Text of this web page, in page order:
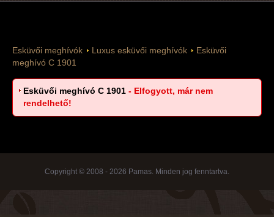
Esküvői meghívók Luxus esküvői meghívók
Esküvői
meghívó C 1901
Esküvői meghívó C 1901 - Elfogyott, már nem
rendelhető!
Copyright © 2008 - 2026 Pamas. Minden jog fenntartva.